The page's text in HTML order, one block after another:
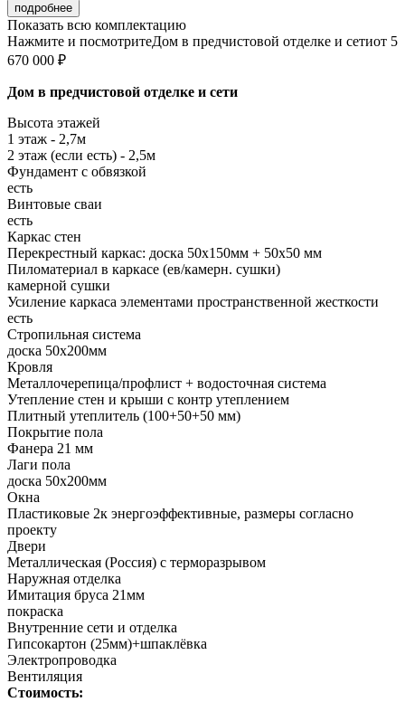
подробнее
Показать всю комплектацию
Нажмите и посмотритеДом в предчистовой отделке и сетиот 5
670 000 ₽
Дом в предчистовой отделке и сети
Высота этажей
1 этаж - 2,7м
2 этаж (если есть) - 2,5м
Фундамент с обвязкой
есть
Винтовые сваи
есть
Каркас стен
Перекрестный каркас: доска 50х150мм + 50х50 мм
Пиломатериал в каркасе (ев/камерн. сушки)
камерной сушки
Усиление каркаса элементами пространственной жесткости
есть
Стропильная система
доска 50х200мм
Кровля
Металлочерепица/профлист + водосточная система
Утепление стен и крыши с контр утеплением
Плитный утеплитель (100+50+50 мм)
Покрытие пола
Фанера 21 мм
Лаги пола
доска 50х200мм
Окна
Пластиковые 2к энергоэффективные, размеры согласно
проекту
Двери
Металлическая (Россия) с терморазрывом
Наружная отделка
Имитация бруса 21мм
покраска
Внутренние сети и отделка
Гипсокартон (25мм)+шпаклёвка
Электропроводка
Вентиляция
Стоимость: